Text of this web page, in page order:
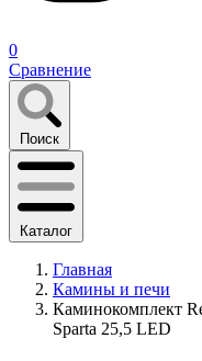
0
Сравнение
Поиск
Каталог
Главная
Камины и печи
Каминокомплект
Sparta 25,5 LED